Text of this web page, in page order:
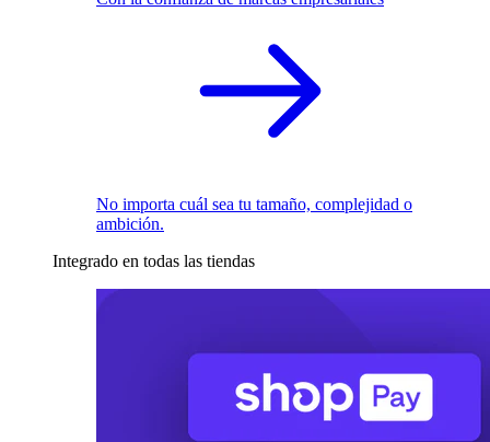
No importa cuál sea tu tamaño, complejidad o
ambición.
Integrado en todas las tiendas